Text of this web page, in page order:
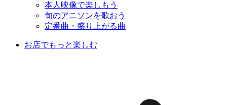
本人映像で楽しもう
旬のアニソンを歌おう
定番曲・盛り上がる曲
お店でもっと楽しむ